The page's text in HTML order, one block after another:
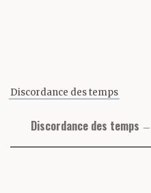
Discordance des temps
Discordance des temps